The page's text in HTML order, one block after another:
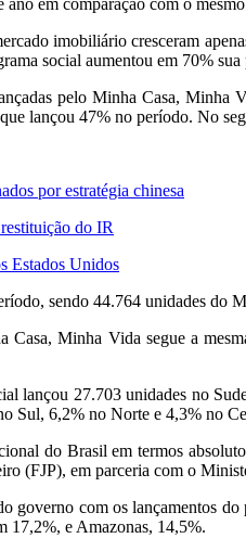
imobiliário cresceram
social aumentou em 70%
pelo Minha Casa,
lançou 47% no período. No
por estratégia chinesa
do IR
Estados Unidos
sendo 44.764 unidades do
Casa, Minha Vida segue a
lançou 27.703 unidades no
Sul, 6,2% no Norte e 4,3% no
do Brasil em termos
(FJP), em parceria com o
governo com os lançamentos
17,2%, e Amazonas, 14,5%.